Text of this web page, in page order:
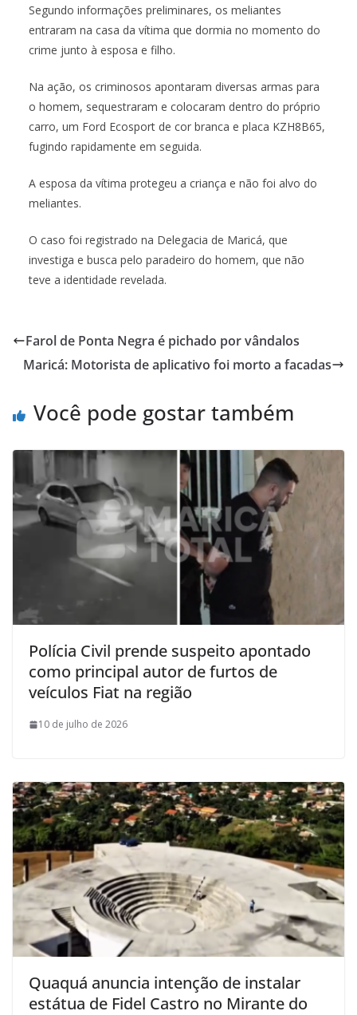
Segundo informações preliminares, os meliantes
entraram na casa da vítima que dormia no momento do
crime junto à esposa e filho.
Na ação, os criminosos apontaram diversas armas para
o homem, sequestraram e colocaram dentro do próprio
carro, um Ford Ecosport de cor branca e placa KZH8B65,
fugindo rapidamente em seguida.
A esposa da vítima protegeu a criança e não foi alvo do
meliantes.
O caso foi registrado na Delegacia de Maricá, que
investiga e busca pelo paradeiro do homem, que não
teve a identidade revelada.
Farol de Ponta Negra é pichado por vândalos
Maricá: Motorista de aplicativo foi morto a facadas
Você pode gostar também
Polícia Civil prende suspeito apontado
como principal autor de furtos de
veículos Fiat na região
10 de julho de 2026
Quaquá anuncia intenção de instalar
estátua de Fidel Castro no Mirante do